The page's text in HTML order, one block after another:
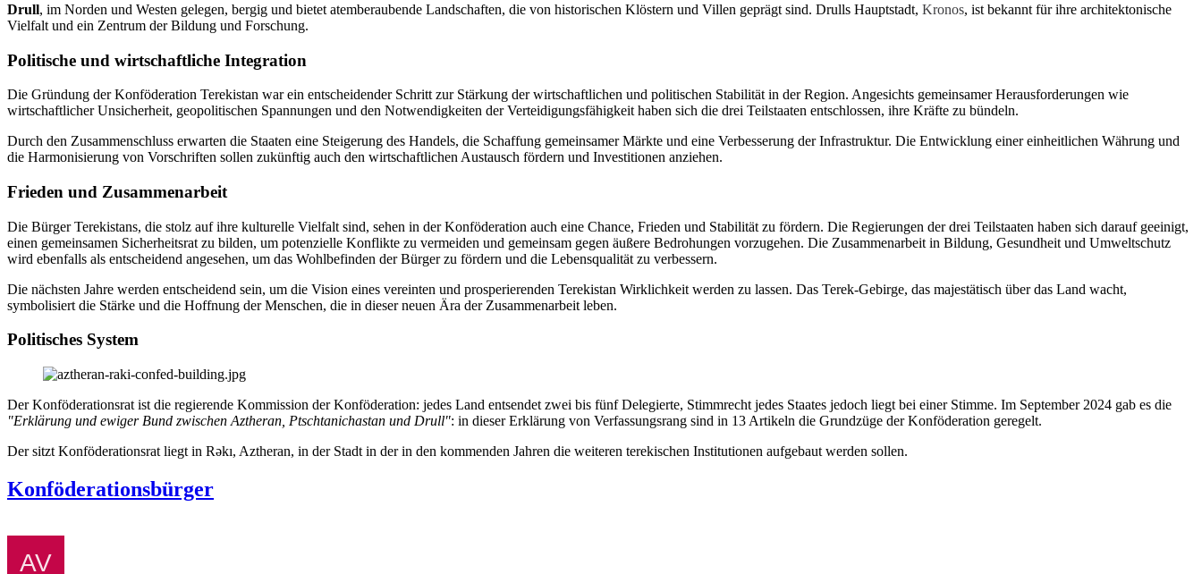
Drull, im Norden und Westen gelegen, bergig und bietet atemberaubende Landschaften, die von historischen Klöstern und Villen geprägt sind. Drulls Hauptstadt, Kronos, ist bekannt für ihre architektonische
Vielfalt und ein Zentrum der Bildung und Forschung.
Politische und wirtschaftliche Integration
Die Gründung der Konföderation Terekistan war ein entscheidender Schritt zur Stärkung der wirtschaftlichen und politischen Stabilität in der Region. Angesichts gemeinsamer Herausforderungen wie
wirtschaftlicher Unsicherheit, geopolitischen Spannungen und den Notwendigkeiten der Verteidigungsfähigkeit haben sich die drei Teilstaaten entschlossen, ihre Kräfte zu bündeln.
Durch den Zusammenschluss erwarten die Staaten eine Steigerung des Handels, die Schaffung gemeinsamer Märkte und eine Verbesserung der Infrastruktur. Die Entwicklung einer einheitlichen Währung und
die Harmonisierung von Vorschriften sollen zukünftig auch den wirtschaftlichen Austausch fördern und Investitionen anziehen.
Frieden und Zusammenarbeit
Die Bürger Terekistans, die stolz auf ihre kulturelle Vielfalt sind, sehen in der Konföderation auch eine Chance, Frieden und Stabilität zu fördern. Die Regierungen der drei Teilstaaten haben sich darauf geeinigt,
einen gemeinsamen Sicherheitsrat zu bilden, um potenzielle Konflikte zu vermeiden und gemeinsam gegen äußere Bedrohungen vorzugehen. Die Zusammenarbeit in Bildung, Gesundheit und Umweltschutz
wird ebenfalls als entscheidend angesehen, um das Wohlbefinden der Bürger zu fördern und die Lebensqualität zu verbessern.
Die nächsten Jahre werden entscheidend sein, um die Vision eines vereinten und prosperierenden Terekistan Wirklichkeit werden zu lassen. Das Terek-Gebirge, das majestätisch über das Land wacht,
symbolisiert die Stärke und die Hoffnung der Menschen, die in dieser neuen Ära der Zusammenarbeit leben.
Politisches System
Der Konföderationsrat ist die regierende Kommission der Konföderation: jedes Land entsendet zwei bis fünf Delegierte, Stimmrecht jedes Staates jedoch liegt bei einer Stimme. Im September 2024 gab es die
"Erklärung und ewiger Bund zwischen Aztheran, Ptschtanichastan und Drull": in dieser Erklärung von Verfassungsrang sind in 13 Artikeln die Grundzüge der Konföderation geregelt.
Der sitzt Konföderationsrat liegt in Rəkı, Aztheran, in der Stadt in der in den kommenden Jahren die weiteren terekischen Institutionen aufgebaut werden sollen.
Konföderationsbürger